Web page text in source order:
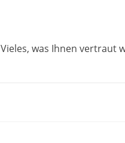
was Ihnen vertraut